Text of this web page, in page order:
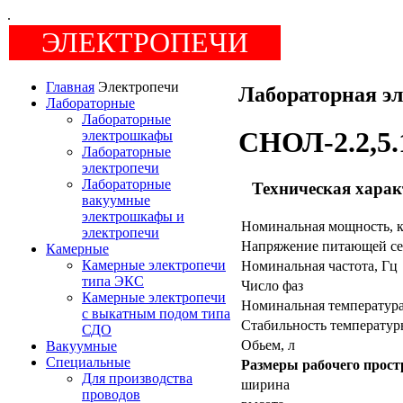
.
ЭЛЕКТРОПЕЧИ
Главная Электропечи
Лабораторные
Лабораторные
электрошкафы
Лабораторные
электропечи
Лабораторные
вакуумные
электрошкафы и
электропечи
Камерные
Камерные электропечи
типа ЭКС
Камерные электропечи
c выкатным подом типа
СДО
Вакуумные
Специальные
Для производства
проводов
Лабораторная
СНОЛ-
Техническая
Номинальная мощность,
Напряжение питающей
Номинальная частота, Гц
Число фаз
Номинальная
Стабильность
Обьем, л
Размеры рабочего
ширина